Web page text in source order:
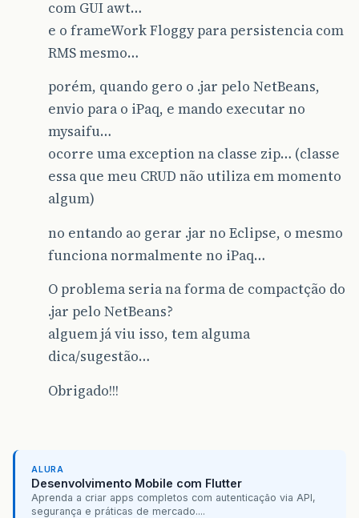
com GUI awt…
e o frameWork Floggy para persistencia com
RMS mesmo…
porém, quando gero o .jar pelo NetBeans,
envio para o iPaq, e mando executar no
mysaifu…
ocorre uma exception na classe zip… (classe
essa que meu CRUD não utiliza em momento
algum)
no entando ao gerar .jar no Eclipse, o mesmo
funciona normalmente no iPaq…
O problema seria na forma de compactção do
.jar pelo NetBeans?
alguem já viu isso, tem alguma
dica/sugestão…
Obrigado!!!
ALURA
Desenvolvimento Mobile com Flutter
Aprenda a criar apps completos com autenticação via API,
segurança e práticas de mercado....